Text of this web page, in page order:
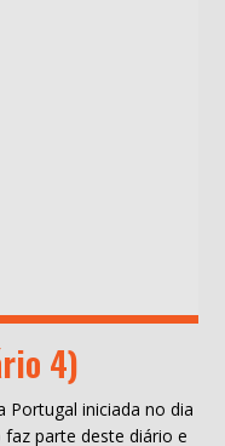
4)
Portugal iniciada no dia
faz parte deste diário e